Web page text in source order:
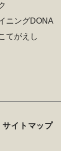
ニングDONA
てがえし
サイトマップ